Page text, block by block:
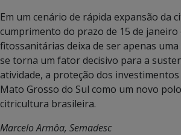
Em um cenário de rápida expansão da
cumprimento do prazo de 15 de janeiro
fitossanitárias deixa de ser apenas
se torna um fator decisivo para a
atividade, a proteção dos investimentos
Mato Grosso do Sul como um novo
citricultura brasileira.
Marcelo Armôa, Semadesc